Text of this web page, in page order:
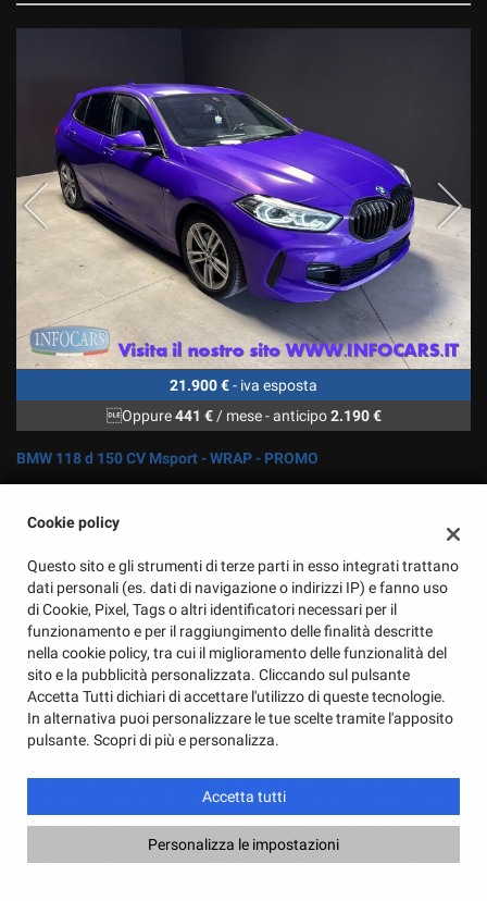
21.900 €- iva esposta
Oppure441 €/ mese-anticipo2.190 €
BMW 118 d 150 CV Msport - WRAP - PROMO
Diesel
1.995 Cm³
55.000 Km
Viola Metallizzato
5 Porte
ABS, Adaptive Cruise Control, Airbag, Airbag laterali, Airbag
Passeggero, Airbag posteriore, Airbag testa, Alzacristalli elettrici,
Android Auto, ANDROID AUTO, Apple CarPlay, Aria condizionata,
Autoradio, Autoradio digitale, Bluetooth, Bracciolo, cambio
automatico, CERCHI DA 18, Cerchi in lega, Chiusura centralizzata,
Chiusura centralizzata telecomandata, Climatizzatore, Controllo
Fendinebbia, Filtro antiparticolato, Hill holder, Immobilizzatore
elettronico, Isofix, LANE ASSIST, Limitatore di velocità, Luci diurne,
NAVIGATORE SATELLITARE, Park Distance Control, PDC,
Riconoscimento dei segnali stradali, Sensore di luce, Sensore di
Cookie policy
Questo sito e gli strumenti di terze parti in esso integrati trattano
dati personali (es. dati di navigazione o indirizzi IP) e fanno uso
di Cookie, Pixel, Tags o altri identificatori necessari per il
funzionamento e per il raggiungimento delle finalità descritte
nella cookie policy, tra cui il miglioramento delle funzionalità del
sito e la pubblicità personalizzata. Cliccando sul pulsante
Accetta Tutti dichiari di accettare l'utilizzo di queste tecnologie.
In alternativa puoi personalizzare le tue scelte tramite l'apposito
pulsante. Scopri di più e personalizza.
Accetta tutti
Personalizza le impostazioni